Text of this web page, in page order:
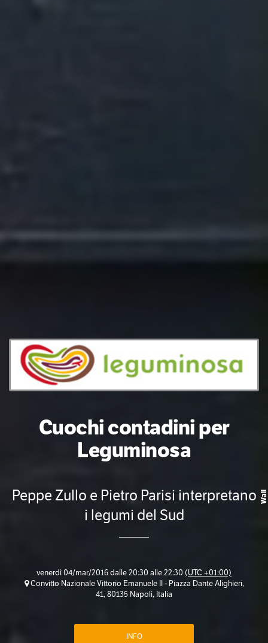
Cuochi contadini per
Leguminosa
Peppe Zullo e Pietro Parisi interpretano
i legumi del Sud
venerdì 04/mar/2016 dalle 20:30 alle 22:30 (UTC +01:00)
Convitto Nazionale Vittorio Emanuele II - Piazza Dante Alighieri,
41, 80135 Napoli, Italia
INFO
Wall